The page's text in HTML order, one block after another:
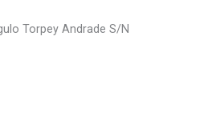
Torpey Andrade S/N